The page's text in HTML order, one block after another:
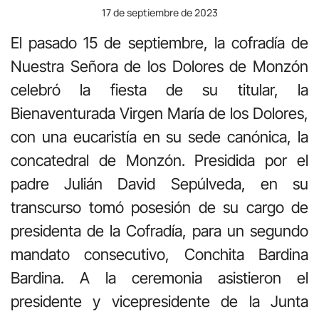
17 de septiembre de 2023
El pasado 15 de septiembre, la cofradía de
Nuestra Señora de los Dolores de Monzón
celebró la fiesta de su titular, la
Bienaventurada Virgen María de los Dolores,
con una eucaristía en su sede canónica, la
concatedral de Monzón. Presidida por el
padre Julián David Sepúlveda, en su
transcurso tomó posesión de su cargo de
presidenta de la Cofradía, para un segundo
mandato consecutivo, Conchita Bardina
Bardina. A la ceremonia asistieron el
presidente y vicepresidente de la Junta